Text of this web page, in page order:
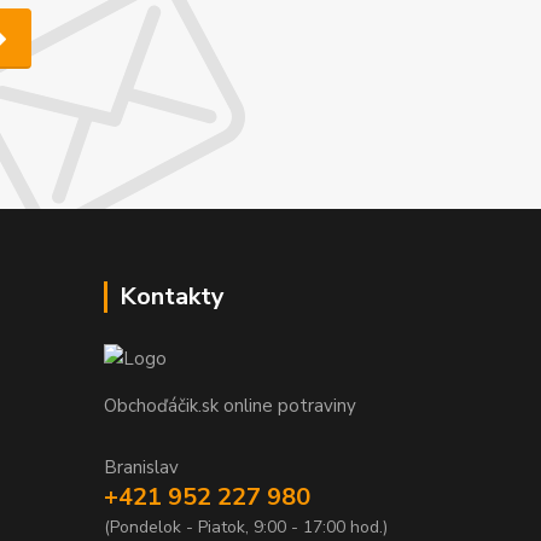
Kontakty
Obchoďáčik.sk online potraviny
Branislav
+421 952 227 980
(Pondelok - Piatok, 9:00 - 17:00 hod.)